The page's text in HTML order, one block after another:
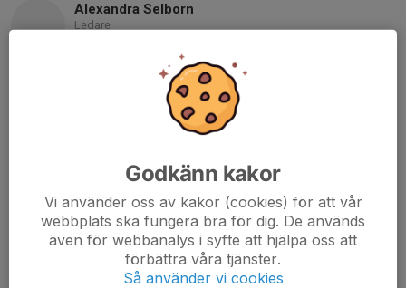
Alexandra Selborn
Ledare
alexandra@selborn.se
janni.kajbrink@hotmail.com
Mattias Dahllöf
Ledare
076-025 50 05
mattias.dahllof@gmail.com
Godkänn kakor
Vi använder oss av kakor (cookies) för att vår
webbplats ska fungera bra för dig. De används
även för webbanalys i syfte att hjälpa oss att
förbättra våra tjänster.
Så använder vi cookies